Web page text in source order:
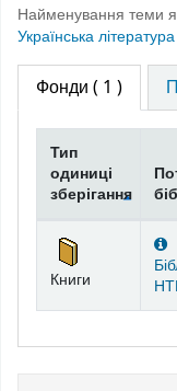
Найменування теми
Українська література
Фонди ( 1 )
Фонди
Тип
одиниці
зберігання
Книги